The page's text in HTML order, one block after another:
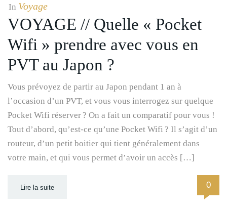
In Voyage
VOYAGE // Quelle « Pocket
Wifi » prendre avec vous en
PVT au Japon ?
Vous prévoyez de partir au Japon pendant 1 an à
l’occasion d’un PVT, et vous vous interrogez sur quelque
Pocket Wifi réserver ? On a fait un comparatif pour vous !
Tout d’abord, qu’est-ce qu’une Pocket Wifi ? Il s’agit d’un
routeur, d’un petit boitier qui tient généralement dans
votre main, et qui vous permet d’avoir un accès […]
Lire la suite 0